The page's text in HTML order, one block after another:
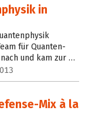
in
für Quanten-
und kam zur …
Mix à la